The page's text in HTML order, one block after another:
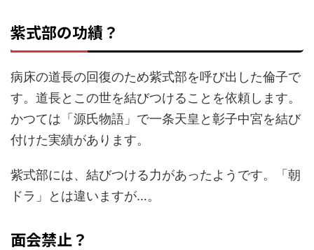
紫式部の功績？
病床の道長の回復のため紫式部を呼び出した倫子で
す。道長とこの世を結びつけることを依頼します。
かつては「源氏物語」で一条天皇と彰子中宮を結び
付けた実績があります。
紫式部には、結びつける力があったようです。「朝
ドラ」とは違いますが…。
面会禁止？